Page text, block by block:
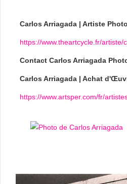
Carlos Arriagada | Artiste
https://www.theartcycle.fr/artiste/
Contact Carlos Arriagada
Carlos Arriagada | Achat
https://www.artsper.com/fr/